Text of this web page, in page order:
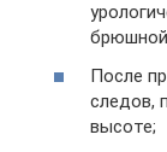
После
следов,
высоте;